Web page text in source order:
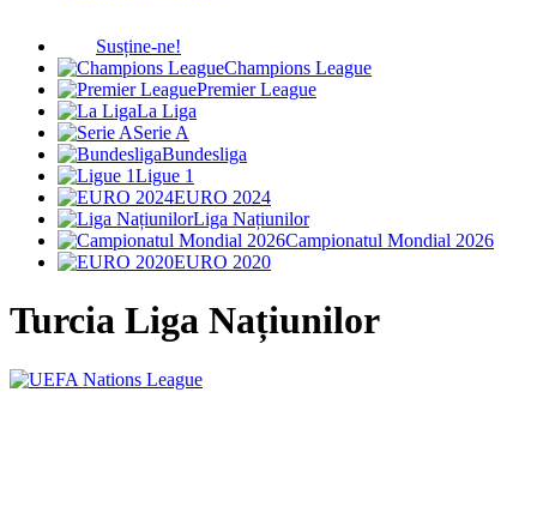
Susține-ne!
Champions League
Premier League
La Liga
Serie A
Bundesliga
Ligue 1
EURO 2024
Liga Națiunilor
Campionatul Mondial 2026
EURO 2020
Turcia Liga Națiunilor